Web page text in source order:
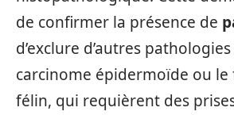
de confirmer la présence de
d’exclure d’autres
carcinome épidermoïde ou le
félin, qui requièrent des